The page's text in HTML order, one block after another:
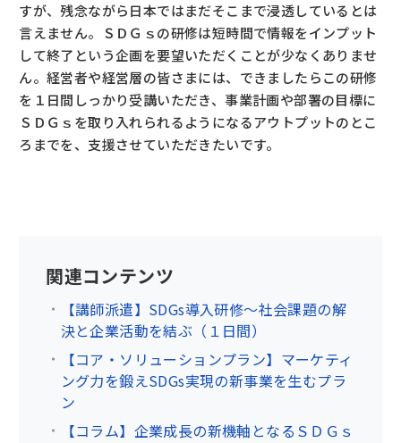
すが、残念ながら日本ではまだそこまで浸透しているとは
言えません。ＳＤＧｓの研修は短時間で情報をインプット
して終了という企画を要望いただくことが少なくありませ
ん。経営者や経営層の皆さまには、できましたらこの研修
を１日間しっかり受講いただき、事業計画や部署の目標に
ＳＤＧｓを取り入れられるようになるアウトプットのとこ
ろまでを、支援させていただきたいです。
関連コンテンツ
【講師派遣】SDGs導入研修～社会課題の解
決と企業活動を結ぶ（１日間）
【コア・ソリューションプラン】マーケティ
ング力を鍛えSDGs実現の新事業を生むプラ
ン
【コラム】企業成長の新機軸となるＳＤＧｓ